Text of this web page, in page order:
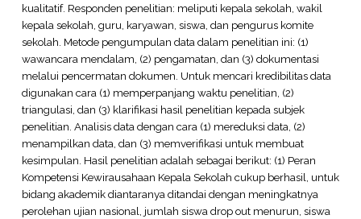
kualitatif. Responden penelitian: meliputi kepala sekolah, wakil
kepala sekolah, guru, karyawan, siswa, dan pengurus komite
sekolah. Metode pengumpulan data dalam penelitian ini: (1)
wawancara mendalam, (2) pengamatan, dan (3) dokumentasi
melalui pencermatan dokumen. Untuk mencari kredibilitas data
digunakan cara (1) memperpanjang waktu penelitian, (2)
triangulasi, dan (3) klarifikasi hasil penelitian kepada subjek
penelitian. Analisis data dengan cara (1) mereduksi data, (2)
menampilkan data, dan (3) memverifikasi untuk membuat
kesimpulan. Hasil penelitian adalah sebagai berikut: (1) Peran
Kompetensi Kewirausahaan Kepala Sekolah cukup berhasil, untuk
bidang akademik diantaranya ditandai dengan meningkatnya
perolehan ujian nasional, jumlah siswa drop out menurun, siswa